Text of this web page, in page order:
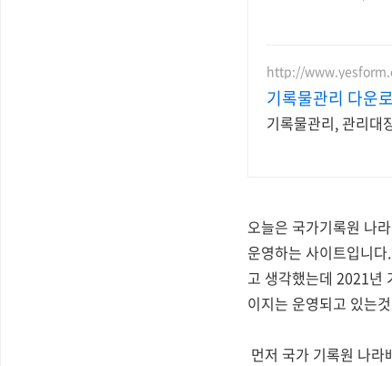
http://
기록물관리 다운
기록물관리, 관리대
오늘은 국가기록원 나
운영하는 사이트입니
고 생각했는데 2021년
이지는 운영되고 있는
먼저 국가 기록원 나